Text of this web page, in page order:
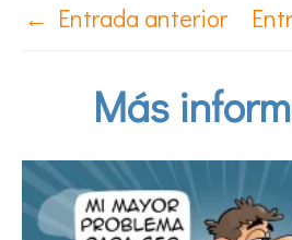
← Entrada anterior
Más